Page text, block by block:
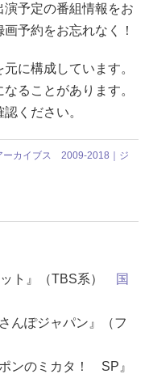
予定の番組情報をお
予約をお忘れなく！
に構成しています。
ることがあります。
ください。
カイブス 2009-2018｜ジ
ト』（TBS系）
国
んぽジャパン』（フ
ンのミカタ！ SP』